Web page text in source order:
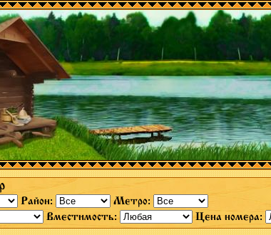
Район:
Метро:
Вместимость: Цена номера: